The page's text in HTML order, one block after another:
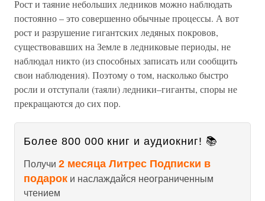
Рост и таяние небольших ледников можно наблюдать
постоянно – это совершенно обычные процессы. А вот
рост и разрушение гигантских ледяных покровов,
существовавших на Земле в ледниковые периоды, не
наблюдал никто (из способных записать или сообщить
свои наблюдения). Поэтому о том, насколько быстро
росли и отступали (таяли) ледники–гиганты, споры не
прекращаются до сих пор.
Более 800 000 книг и аудиокниг! 📚
Получи 2 месяца Литрес Подписки в
подарок и наслаждайся неограниченным
чтением